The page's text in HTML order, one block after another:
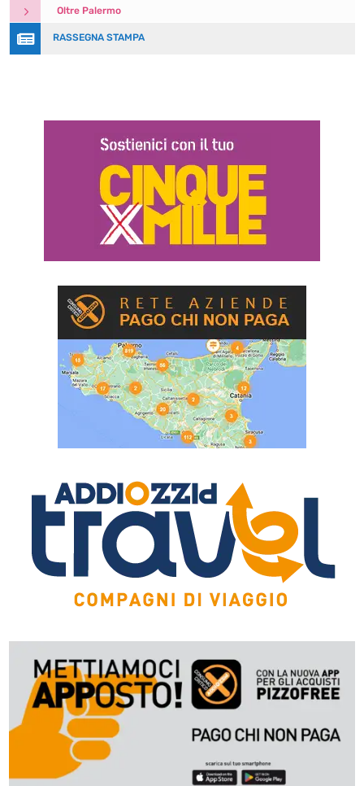
5 Oltre Palermo
 RASSEGNA STAMPA